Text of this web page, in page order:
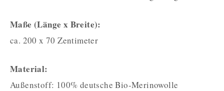
Maße (Länge x Breite):
ca. 200 x 70 Zentimeter
Material:
Außenstoff: 100% deutsche Bio-Merinowolle